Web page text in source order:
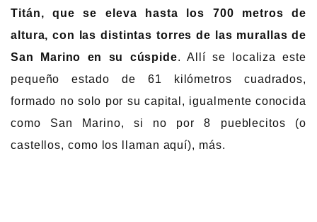
Titán, que se eleva hasta los 700 metros de
altura, con las distintas torres de las murallas de
San Marino en su cúspide. Allí se localiza este
pequeño estado de 61 kilómetros cuadrados,
formado no solo por su capital, igualmente conocida
como San Marino, si no por 8 pueblecitos (o
castellos, como los llaman aquí), más.